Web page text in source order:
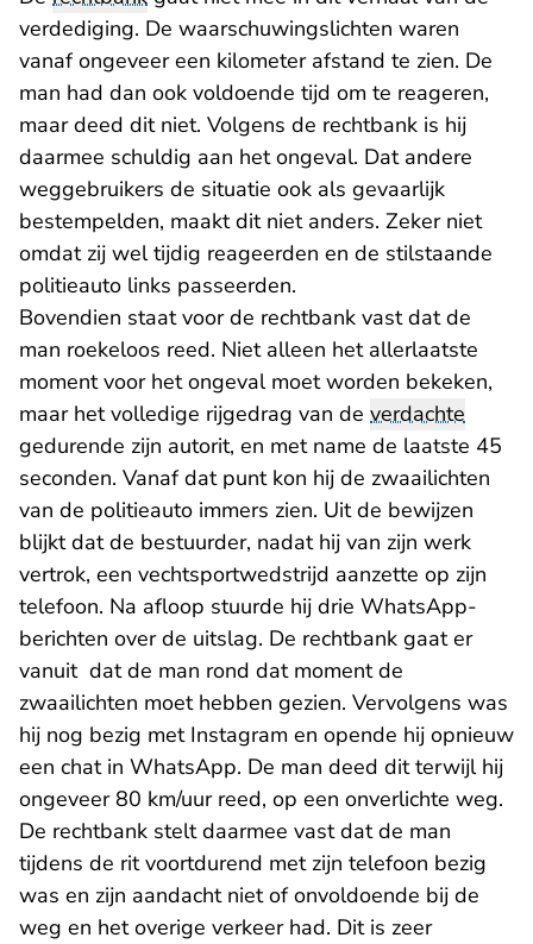
verdediging. De waarschuwingslichten waren
vanaf ongeveer een kilometer afstand te zien. De
man had dan ook voldoende tijd om te reageren,
maar deed dit niet. Volgens de rechtbank is hij
daarmee schuldig aan het ongeval. Dat andere
weggebruikers de situatie ook als gevaarlijk
bestempelden, maakt dit niet anders. Zeker niet
omdat zij wel tijdig reageerden en de stilstaande
politieauto links passeerden.
Bovendien staat voor de rechtbank vast dat de
man roekeloos reed. Niet alleen het allerlaatste
moment voor het ongeval moet worden bekeken,
maar het volledige rijgedrag van de verdachte
gedurende zijn autorit, en met name de laatste 45
seconden. Vanaf dat punt kon hij de zwaailichten
van de politieauto immers zien. Uit de bewijzen
blijkt dat de bestuurder, nadat hij van zijn werk
vertrok, een vechtsportwedstrijd aanzette op zijn
telefoon. Na afloop stuurde hij drie WhatsApp-
berichten over de uitslag. De rechtbank gaat er
vanuit dat de man rond dat moment de
zwaailichten moet hebben gezien. Vervolgens was
hij nog bezig met Instagram en opende hij opnieuw
een chat in WhatsApp. De man deed dit terwijl hij
ongeveer 80 km/uur reed, op een onverlichte weg.
De rechtbank stelt daarmee vast dat de man
tijdens de rit voortdurend met zijn telefoon bezig
was en zijn aandacht niet of onvoldoende bij de
weg en het overige verkeer had. Dit is zeer